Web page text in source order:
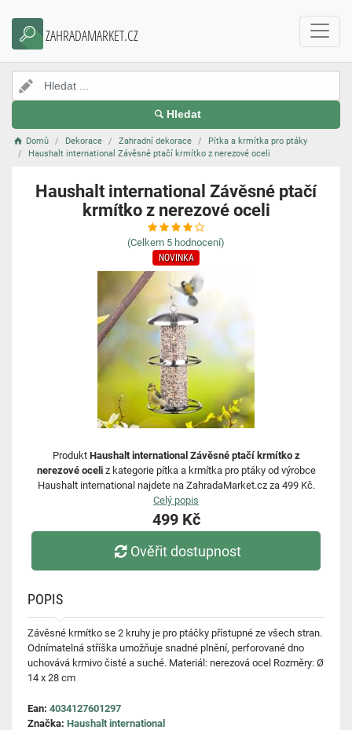
ZAHRADAMARKET.CZ
Hledat
Domů Dekorace Zahradní dekorace
Pítka a krmítka pro ptáky
Haushalt international Závěsné ptačí krmítko z nerezové oceli
Haushalt international Závěsné ptačí
krmítko z nerezové oceli
(Celkem 5 hodnocení)
NOVINKA
Produkt Haushalt international Závěsné ptačí krmítko z
nerezové oceliz kategorie pítka a krmítka pro ptáky od výrobce
Haushalt international najdete na ZahradaMarket.cz za 499 Kč.
Celý popis
499 Kč
Ověřit dostupnost
POPIS
Závěsné krmítko se 2 kruhy je pro ptáčky přístupné ze všech stran.
Odnímatelná stříška umožňuje snadné plnění, perforované dno
uchovává krmivo čisté a suché. Materiál: nerezová ocel Rozměry: Ø
14 x 28 cm
Ean: 4034127601297
Značka: Haushalt international